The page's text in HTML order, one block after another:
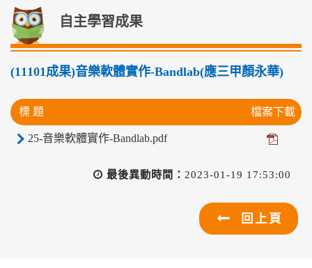
自主學習成果
(11101成果)音樂軟體實作-Bandlab(應三甲顏永華)
標 題 檔案下載
25-音樂軟體實作-Bandlab.pdf
最後異動時間： 2023-01-19 17:53:00
回上頁